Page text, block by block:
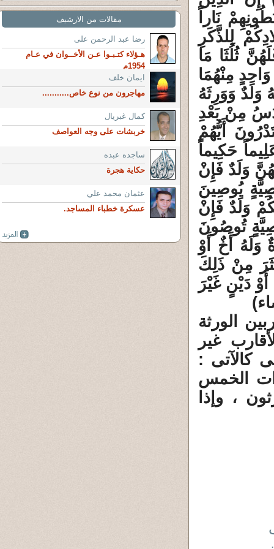
نَاراً
أَوْلادِكُمْ لِلذَّكَرِ
ثُلُثَا مَا
مِنْهُمَا
وَوَرِثَهُ
مِنْ بَعْدِ
أَيُّهُمْ
حَكِيماً
وَلَدٌ فَإِنْ
يُوصِينَ
وَلَدٌ فَإِنْ
تُوصُونَ
وَلَهُ أَخٌ أَوْ
مِنْ ذَلِكَ
دَيْنٍ غَيْرَ
)
الورثة
غير
كالآتى :
الخمس
، وإذا
مقالات من الارشيف
رضا عبد الرحمن على
هـؤلاء كتـبـوا عـن الأخــوان في عـام
1954م
ايمان خلف
مهاجرون من نوع خاص...........
كمال غبريال
خربشات على وجه العواصف
ساجده عبده
حكاية هجرة
عثمان محمد علي
عسكرة خطباء المساجد.